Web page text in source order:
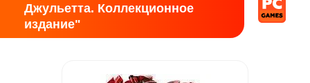
Джульетта. Коллекционное
издание"